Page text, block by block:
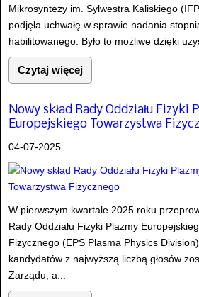
Mikrosyntezy im. Sylwestra Kaliskiego
podjęła uchwałę w sprawie nadania
habilitowanego. Było to możliwe dzięki
Czytaj więcej
Nowy skład Rady Oddziału Fizyki
Europejskiego Towarzystwa
04-07-2025
W pierwszym kwartale 2025 roku
Rady Oddziału Fizyki Plazmy
Fizycznego (EPS Plasma Physics
kandydatów z najwyższą liczbą głosów
Zarządu, a...